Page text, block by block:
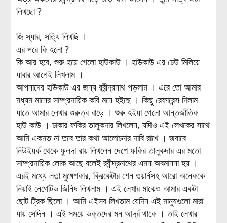
লিখছো ?
জি স্যার, সত্যি লিখছি ।
এর পরে কি হলো ?
কি আর হবে, শুরু হয়ে গেলো হাউকাউ । হাউকাউ এর ঢেউ মিলিয়ে
যাবার আগেই লিখলাম ।
আপনাদের হাউকাউ এর জন্য রবীন্দ্রনাথ পড়লাম । এরে তো আমার
মধ্যম মানের সাম্প্রদায়িক কবি মনে হইছে । কিছু রেফারেন্স দিলাম
যাতে আমার লেখার গুরুত্ব বাড়ে । শুরু হইয়া গেলো আন্তর্জাতিক
হাউ কাউ । ঢাকার ফকির তালুকদার লিখলেন, যদিও এই লেখকের সাথে
আমি একমত না তবে তার কথা আলোচনার দাবি রাখে । জবাবে
নিউইয়র্ক থেকে ফুলদা রায় লিখলেন দেশে ফকির তালুকদার এর মতো
সাম্প্রদায়িক লোক আছে বলেই রবীন্দ্রনাথের এমন অবমাননা হয় ।
এরই মধ্যে লতা মুঙ্গেশকার, ক্রিকেটার শেন ওয়ার্নসহ আরো অনেককে
নিয়াই নেগেটিভ জিনিষ লিখলাম । এই লেখার মাঝেও আমার একটা
ছোট ট্রিক ছিলো । আমি এইসব লিখতাম যেদিন এই মানুষগুলো মারা
যায় সেদিন । এই সময়ে ভক্তদের মন আর্দ্র থাকে । তাই লেখার